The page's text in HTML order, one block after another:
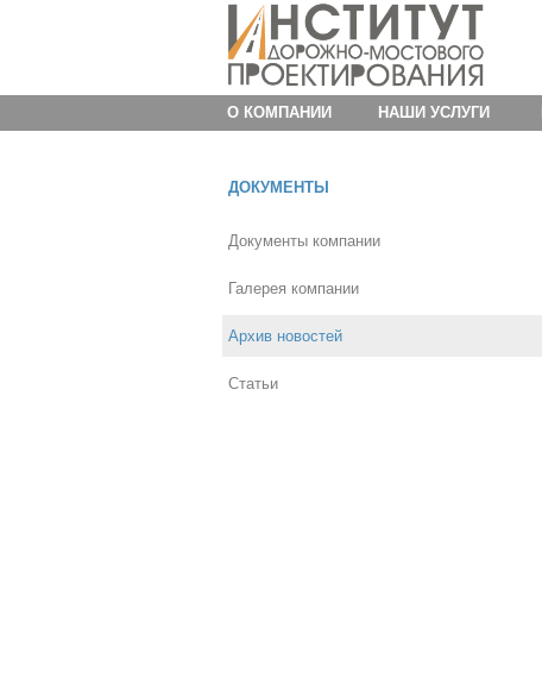
О КОМПАНИИ НАШИ УСЛУГИ
ДОКУМЕНТЫ
Документы компании
Галерея компании
Архив новостей
Статьи